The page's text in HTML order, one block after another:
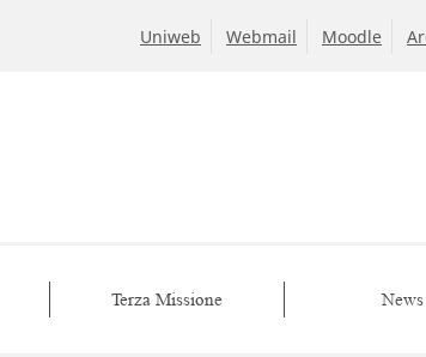
Uniweb Webmail Moodle
Terza Missione News